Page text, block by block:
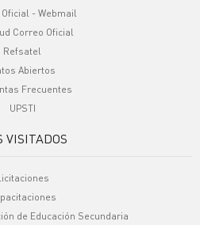
- Webmail
Correo Oficial
Refsatel
Abiertos
Frecuentes
UPSTI
VISITADOS
de Educación Secundaria